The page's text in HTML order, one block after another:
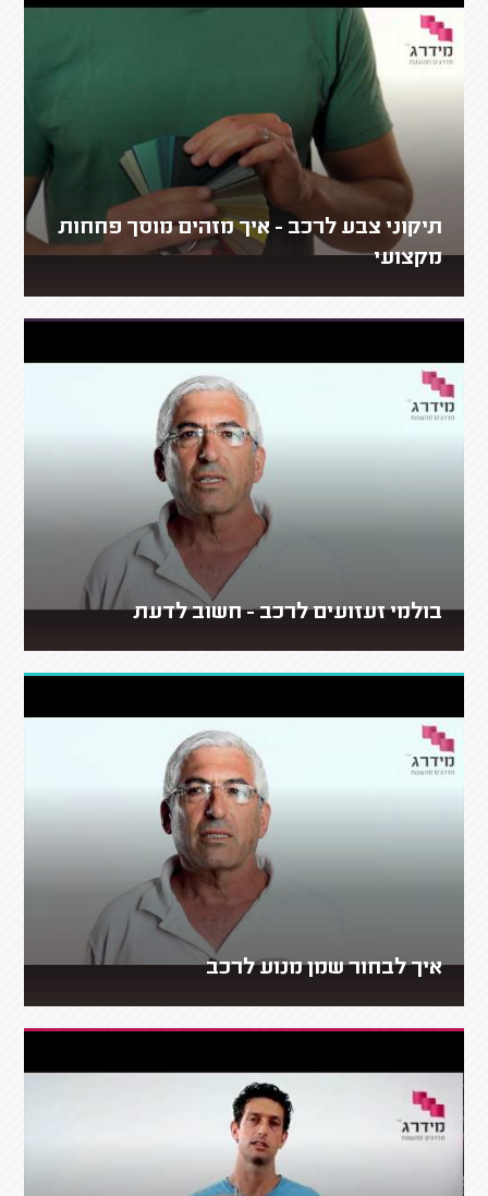
תיקוני צבע לרכב - איך מזהים מוסך פחחות
מקצועי
בולמי זעזועים לרכב - חשוב לדעת
איך לבחור שמן מנוע לרכב